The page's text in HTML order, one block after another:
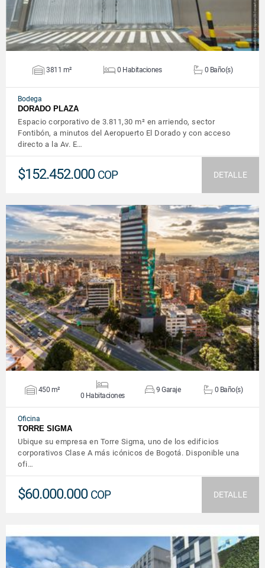
3811 m² 0 Habitaciones 0 Baño(s)
Bodega
DORADO PLAZA
Espacio corporativo de 3.811,30 m² en arriendo, sector
Fontibón, a minutos del Aeropuerto El Dorado y con acceso
directo a la Av. E…
$152.452.000 COP DETALLE
VER DETALLES
450 m²
0 Habitaciones
9 Garaje 0 Baño(s)
Oficina
TORRE SIGMA
Ubique su empresa en Torre Sigma, uno de los edificios
corporativos Clase A más icónicos de Bogotá. Disponible una
ofi…
$60.000.000 COP DETALLE